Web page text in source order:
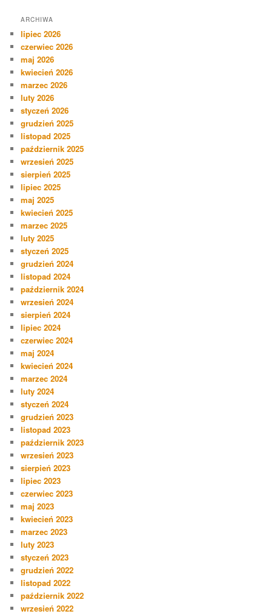
ARCHIWA
lipiec 2026
czerwiec 2026
maj 2026
kwiecień 2026
marzec 2026
luty 2026
styczeń 2026
grudzień 2025
listopad 2025
październik 2025
wrzesień 2025
sierpień 2025
lipiec 2025
maj 2025
kwiecień 2025
marzec 2025
luty 2025
styczeń 2025
grudzień 2024
listopad 2024
październik 2024
wrzesień 2024
sierpień 2024
lipiec 2024
czerwiec 2024
maj 2024
kwiecień 2024
marzec 2024
luty 2024
styczeń 2024
grudzień 2023
listopad 2023
październik 2023
wrzesień 2023
sierpień 2023
lipiec 2023
czerwiec 2023
maj 2023
kwiecień 2023
marzec 2023
luty 2023
styczeń 2023
grudzień 2022
listopad 2022
październik 2022
wrzesień 2022